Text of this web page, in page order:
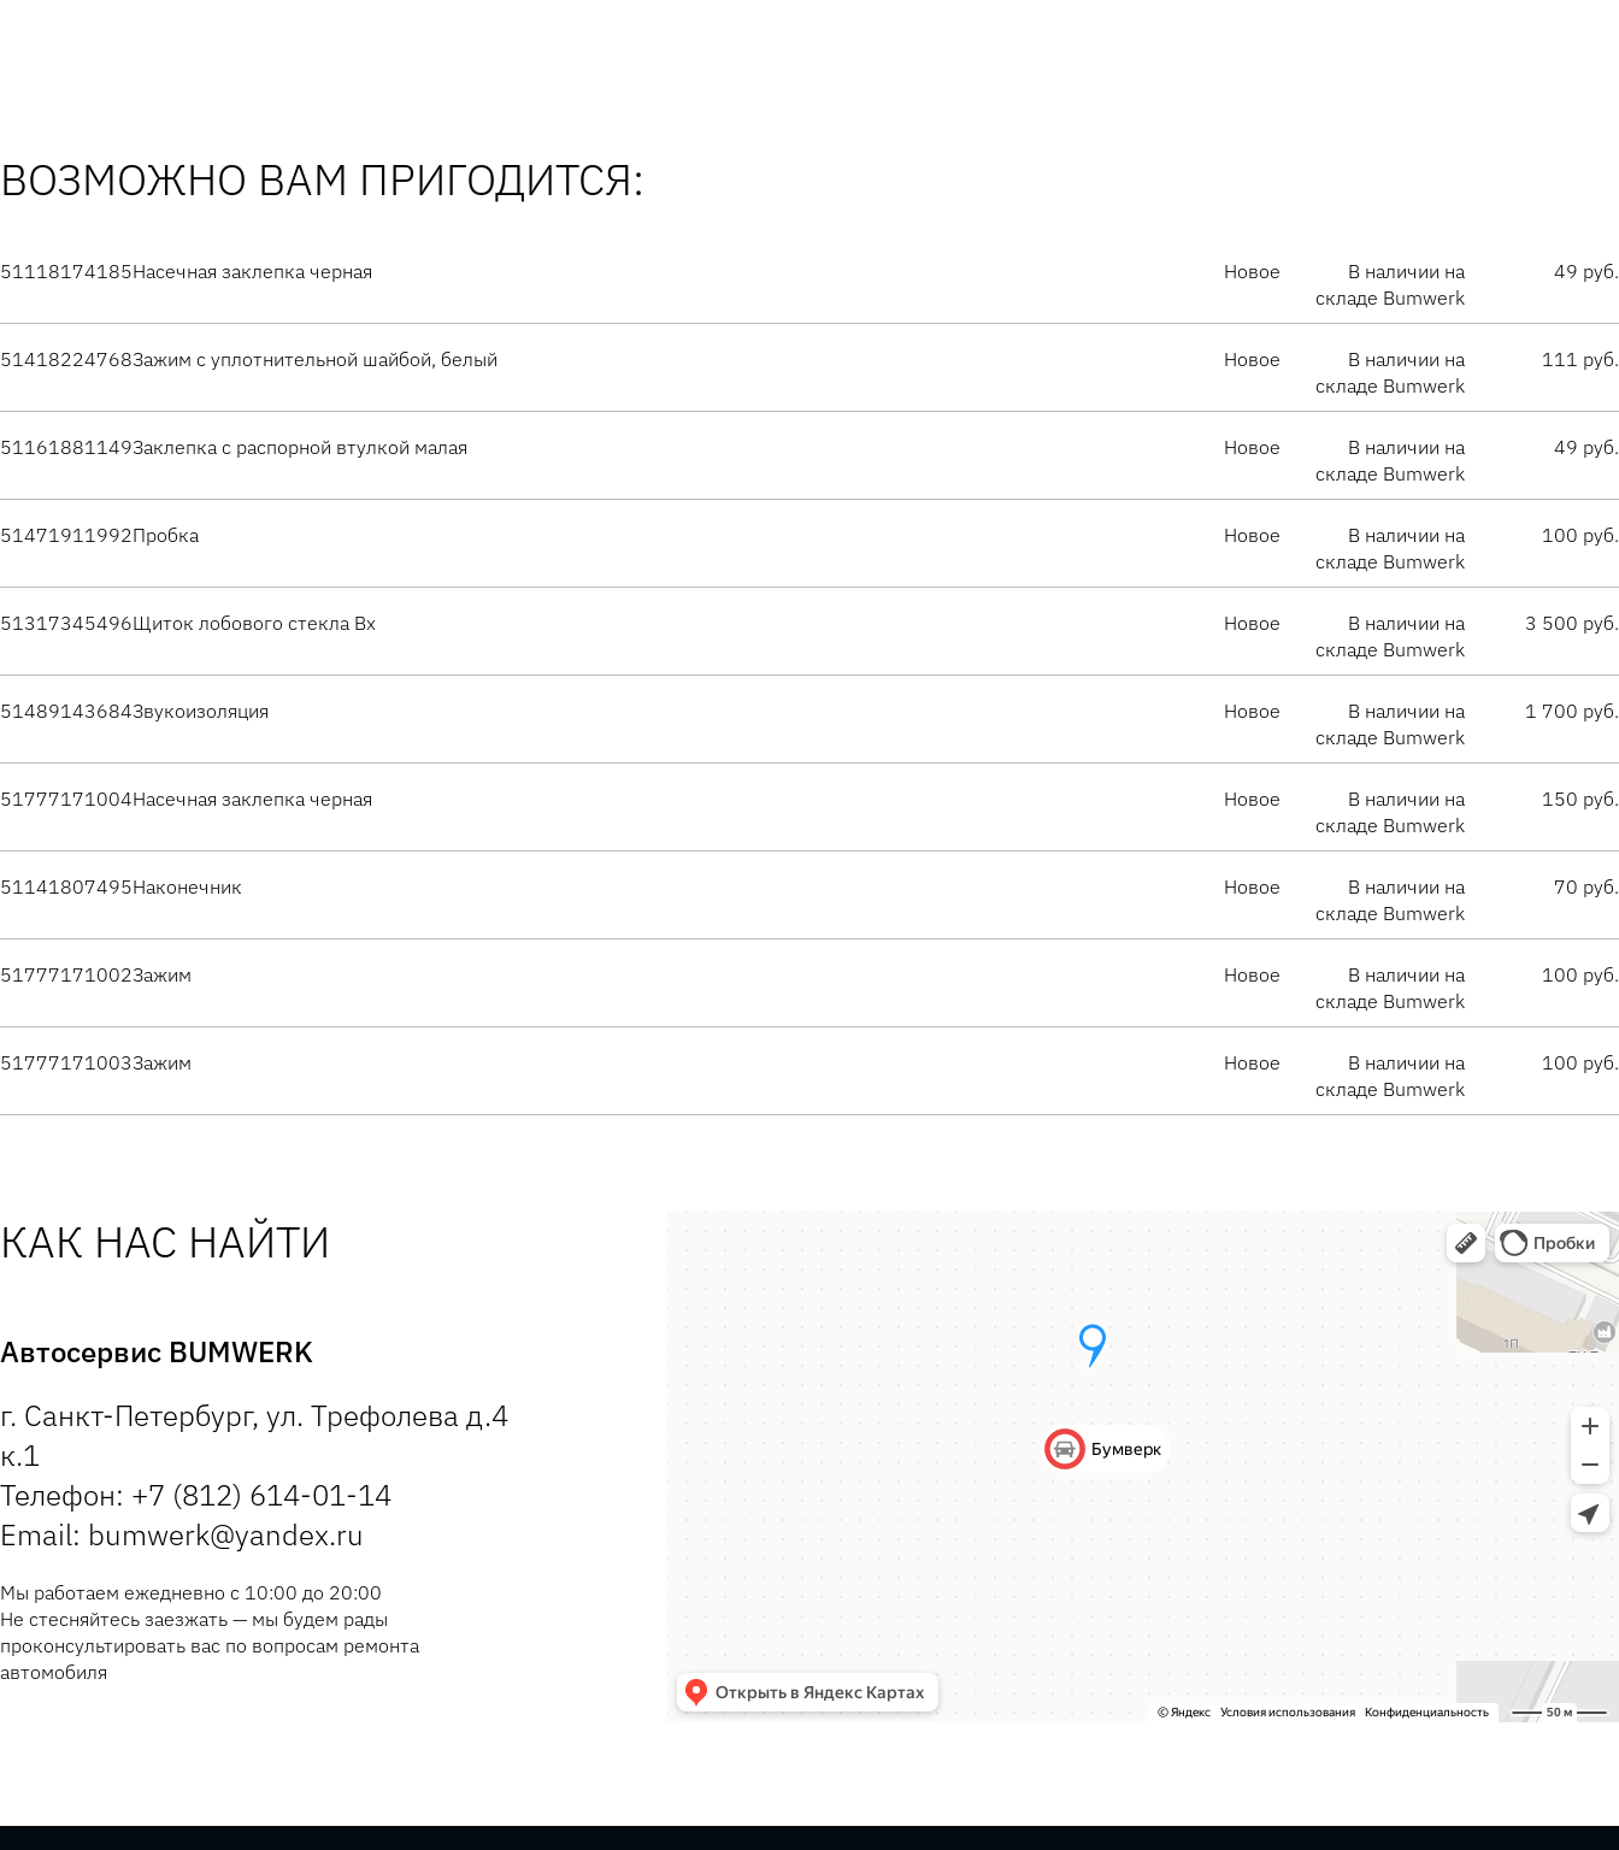
ВОЗМОЖНО ВАМ ПРИГОДИТСЯ:
51118174185Насечная заклепка черная Новое
В наличии на
складе Bumwerk
49 руб.
51418224768Зажим с уплотнительной шайбой, белый Новое
В наличии на
складе Bumwerk
111 руб.
51161881149Заклепка с распорной втулкой малая Новое
В наличии на
складе Bumwerk
49 руб.
51471911992Пробка Новое
В наличии на
складе Bumwerk
100 руб.
51317345496Щиток лобового стекла Вх Новое
В наличии на
складе Bumwerk
3 500 руб.
51489143684Звукоизоляция Новое
В наличии на
складе Bumwerk
1 700 руб.
51777171004Насечная заклепка черная Новое
В наличии на
складе Bumwerk
150 руб.
51141807495Наконечник Новое
В наличии на
складе Bumwerk
70 руб.
51777171002Зажим Новое
В наличии на
складе Bumwerk
100 руб.
51777171003Зажим Новое
В наличии на
складе Bumwerk
100 руб.
КАК НАС НАЙТИ
Автосервис BUMWERK
г. Санкт-Петербург, ул. Трефолева д.4
к.1
Телефон: +7 (812) 614-01-14
Email: bumwerk@yandex.ru
Мы работаем ежедневно с 10:00 до 20:00
Не стесняйтесь заезжать — мы будем рады
проконсультировать вас по вопросам ремонта
автомобиля